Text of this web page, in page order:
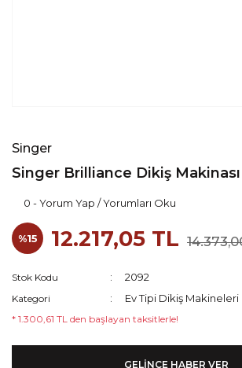
Singer
Singer Brilliance Dikiş Makinası
0 - Yorum Yap / Yorumları Oku
%15 12.217,05 TL
Stok Kodu 2092
Kategori Ev Tipi Dikiş Makineleri
* 1.300,61 TL den başlayan taksitlerle!
GELİNCE HABER VER